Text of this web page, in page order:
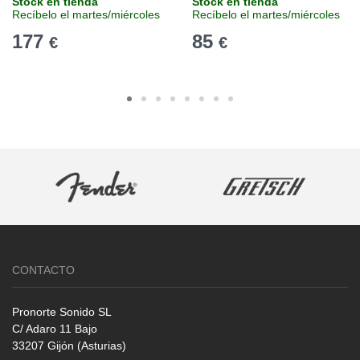
Recíbelo el martes/miércoles
177 €
Recíbelo el martes/miércoles
85 €
CONTACTO
Pronorte Sonido SL
C/ Adaro 11 Bajo
33207 Gijón (Asturias)